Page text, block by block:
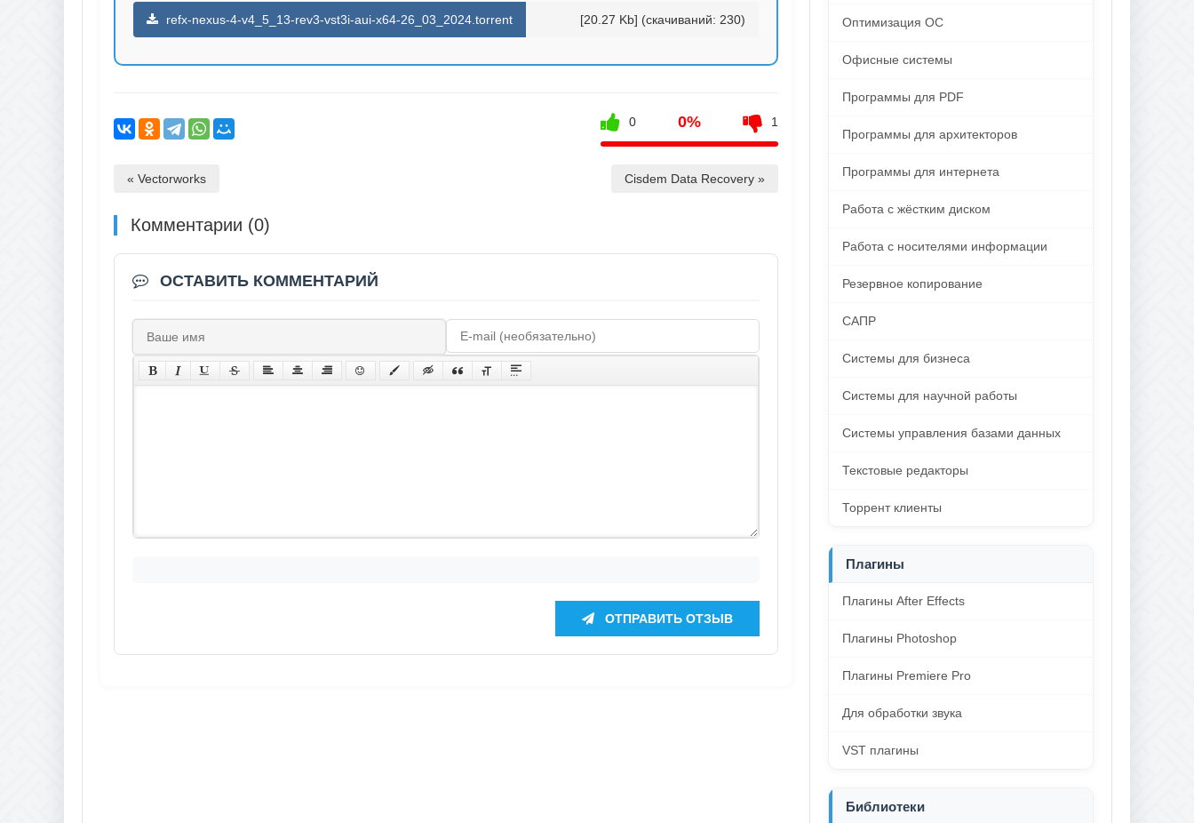
refx-nexus-4-v4_5_13-rev3-vst3i-aui-x64-26_03_2024.torrent [20.27 Kb] (cкачиваний: 230)
0 0% 1
« Vectorworks Cisdem Data Recovery »
Комментарии (0)
ОСТАВИТЬ КОММЕНТАРИЙ
ОТПРАВИТЬ ОТЗЫВ
Оптимизация ОС
Офисные системы
Программы для PDF
Программы для архитекторов
Программы для интернета
Работа с жёстким диском
Работа с носителями информации
Резервное копирование
САПР
Системы для бизнеса
Системы для научной работы
Системы управления базами данных
Текстовые редакторы
Торрент клиенты
Плагины
Плагины After Effects
Плагины Photoshop
Плагины Premiere Pro
Для обработки звука
VST плагины
Библиотеки